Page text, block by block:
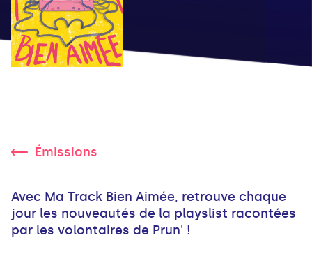
Émissions
Avec Ma Track Bien Aimée, retrouve chaque
jour les nouveautés de la playslist racontées
par les volontaires de Prun' !